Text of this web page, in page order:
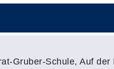
Gruber-Schule, Auf der